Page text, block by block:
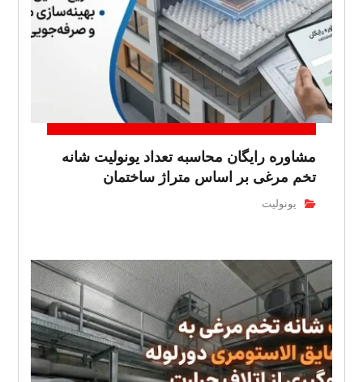
مشاوره رایگان محاسبه تعداد یونولیت شانه
تخم مرغی بر اساس متراژ ساختمان
یونولیت